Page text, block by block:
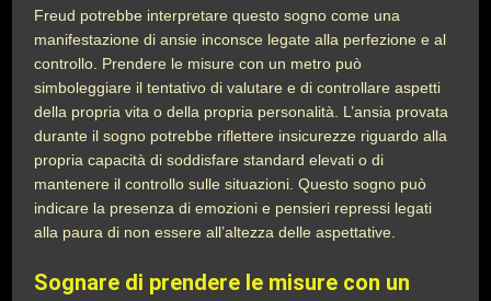
Freud potrebbe interpretare questo sogno come una
manifestazione di ansie inconsce legate alla perfezione e al
controllo. Prendere le misure con un metro può
simboleggiare il tentativo di valutare e di controllare aspetti
della propria vita o della propria personalità. L’ansia provata
durante il sogno potrebbe riflettere insicurezze riguardo alla
propria capacità di soddisfare standard elevati o di
mantenere il controllo sulle situazioni. Questo sogno può
indicare la presenza di emozioni e pensieri repressi legati
alla paura di non essere all’altezza delle aspettative.
Sognare di prendere le misure con un